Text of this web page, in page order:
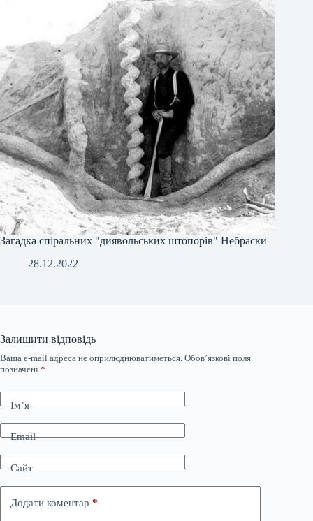
Загадка спіральних "диявольських штопорів" Небраски
28.12.2022
Залишити відповідь
Ваша e-mail адреса не оприлюднюватиметься. Обов’язкові поля
позначені *
Ім’я
Email
Сайт
Додати коментар *